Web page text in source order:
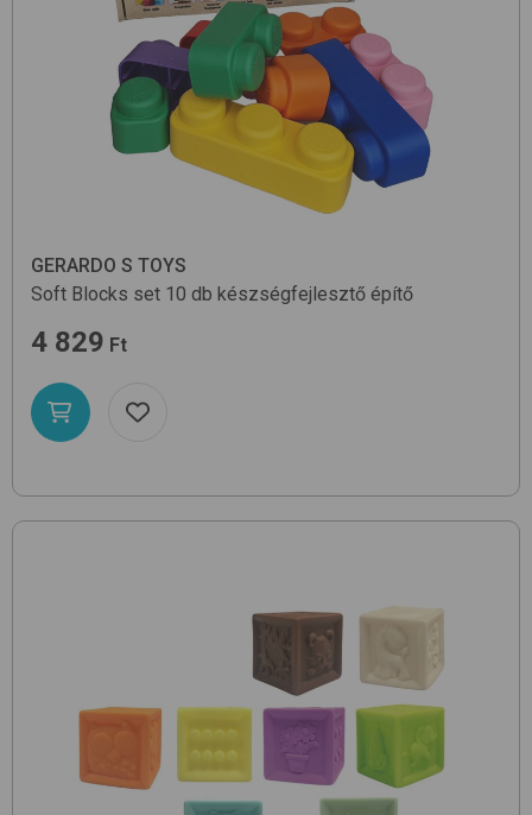
GERARDO S TOYS
Soft Blocks set 10 db készségfejlesztő építő
4 829 Ft